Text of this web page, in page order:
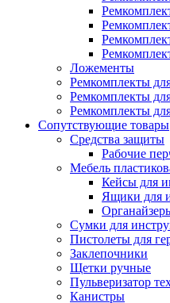
Ложементы
Ремкомплекты
Ремкомплекты
Ремкомплекты
Сопутствующие товары
Средства защиты
Рабочие
Мебель
Кейсы для
Ящики для
Сумки для
Пистолеты для
Заклепочники
Щетки ручные
Пульверизатор
Канистры